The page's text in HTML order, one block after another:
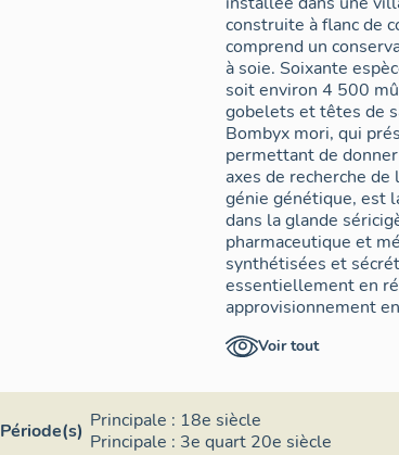
construite à flanc de
comprend un
à soie. Soixante
soit environ 4 500
gobelets et têtes de
Bombyx mori, qui
permettant de donner
axes de recherche
génie génétique, est
dans la glande
pharmaceutique et
synthétisées et
essentiellement en
approvisionnement
anonyme dont U.N.S.
soie, pour assurer un transfert de
région Rhône-Alpes
sans nul doute, un
Voir tout
Période(s) Principale : 18e siècle
Principale : 3e quart 20e siècle